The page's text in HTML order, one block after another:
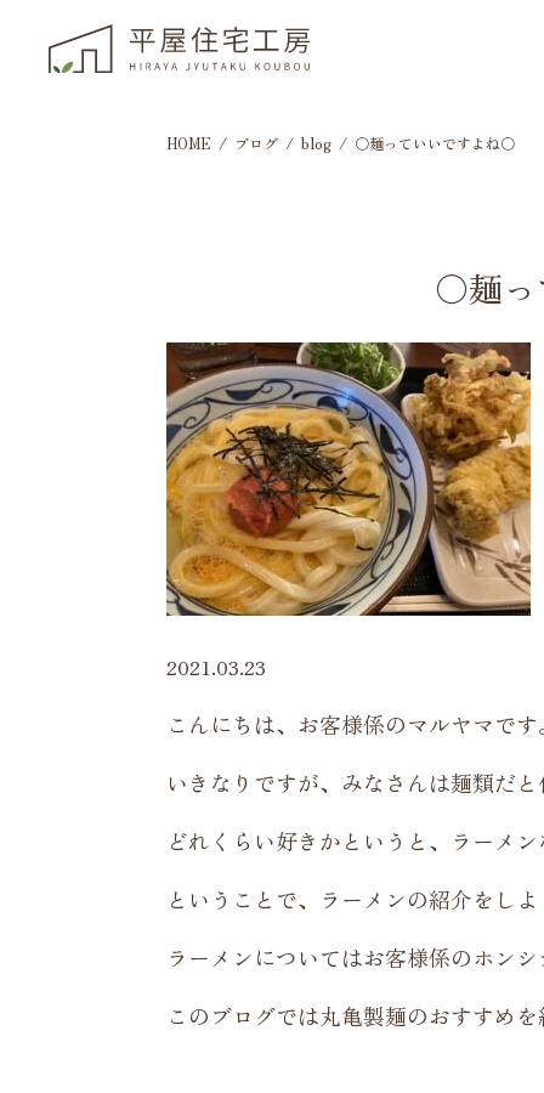
HOME ブログ blog 〇麺っていいですよね〇
〇麺
2021.03.23
こんにちは、お客様係のマルヤマです
いきなりですが、みなさんは麺類だ
どれくらい好きかというと、ラーメ
ということで、ラーメンの紹介をし
ラーメンについてはお客様係のホン
このブログでは丸亀製麺のおすすめ